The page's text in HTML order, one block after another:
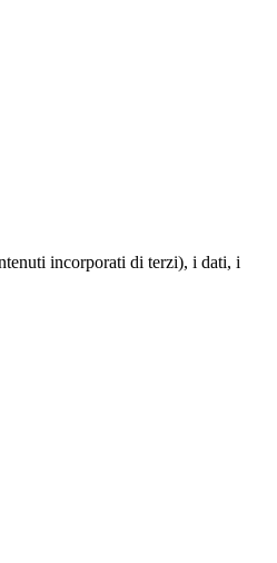
incorporati di terzi), i dati, i